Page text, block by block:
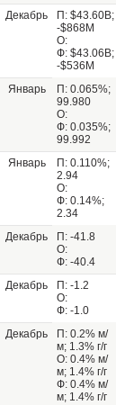
Декабрь
П: $43.60B;
-$868M
О:
Ф: $43.06B;
-$536M
Январь
П: 0.065%;
99.980
О:
Ф: 0.035%;
99.992
Январь
П: 0.110%;
2.94
О:
Ф: 0.14%;
2.34
Декабрь
П: -41.8
О:
Ф: -40.4
Декабрь
П: -1.2
О:
Ф: -1.0
Декабрь
П: 0.2% м/
м; 1.3% г/г
О: 0.4% м/
м; 1.4% г/г
Ф: 0.4% м/
м; 1.4% г/г